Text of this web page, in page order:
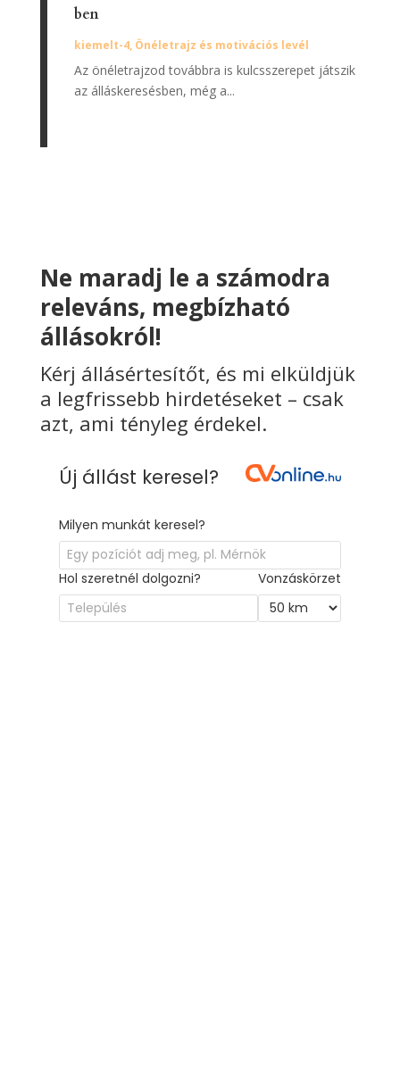
ben
kiemelt-4, Önéletrajz és motivációs levél
Az önéletrajzod továbbra is kulcsszerepet játszik
az álláskeresésben, még a...
Ne maradj le a számodra
releváns, megbízható
állásokról!
Kérj állásértesítőt, és mi elküldjük
a legfrissebb hirdetéseket – csak
azt, ami tényleg érdekel.